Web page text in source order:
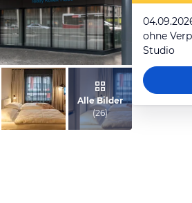
Februar 2019
Alle Bilder
(26)
ohne
Studio